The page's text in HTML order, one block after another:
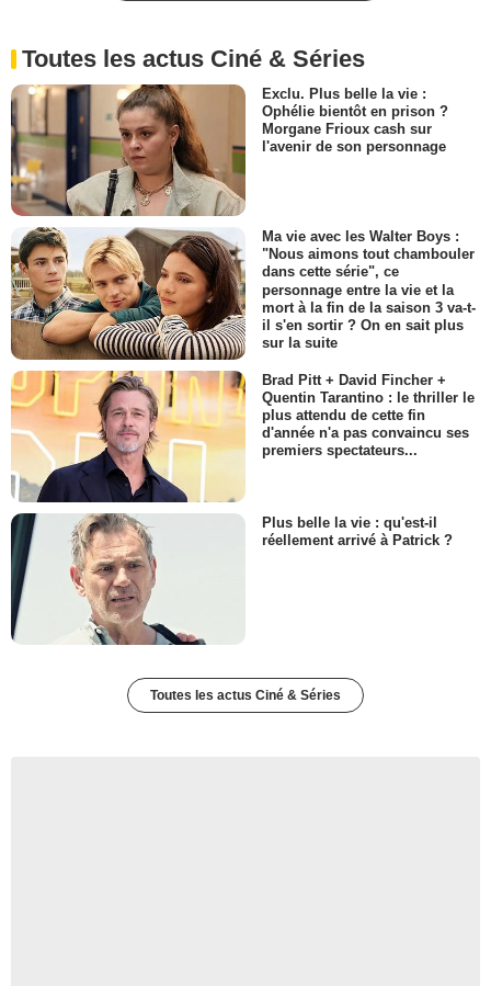
Toutes les actus Ciné & Séries
Exclu. Plus belle la vie :
Ophélie bientôt en prison ?
Morgane Frioux cash sur
l'avenir de son personnage
Ma vie avec les Walter Boys :
"Nous aimons tout chambouler
dans cette série", ce
personnage entre la vie et la
mort à la fin de la saison 3 va-t-
il s'en sortir ? On en sait plus
sur la suite
Brad Pitt + David Fincher +
Quentin Tarantino : le thriller le
plus attendu de cette fin
d'année n'a pas convaincu ses
premiers spectateurs...
Plus belle la vie : qu'est-il
réellement arrivé à Patrick ?
Toutes les actus Ciné & Séries